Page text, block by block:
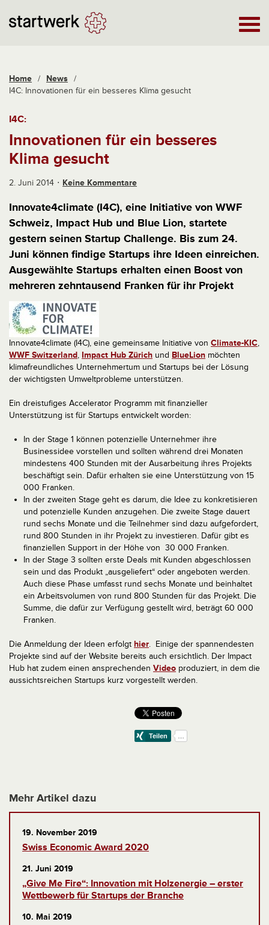
Home / News /
I4C: Innovationen für ein besseres Klima gesucht
I4C:
Innovationen für ein besseres
Klima gesucht
2. Juni 2014 Keine Kommentare
Innovate4climate (I4C), eine Initiative von WWF
Schweiz, Impact Hub und Blue Lion, startete
gestern seinen Startup Challenge. Bis zum 24.
Juni können findige Startups ihre Ideen einreichen.
Ausgewählte Startups erhalten einen Boost von
mehreren zehntausend Franken für ihr Projekt
Innovate4climate (I4C), eine gemeinsame Initiative von Climate-KIC,
WWF Switzerland, Impact Hub Zürich und BlueLion möchten
klimafreundliches Unternehmertum und Startups bei der Lösung
der wichtigsten Umweltprobleme unterstützen.
Ein dreistufiges Accelerator Programm mit finanzieller
Unterstützung ist für Startups entwickelt worden:
In der Stage 1 können potenzielle Unternehmer ihre
Businessidee vorstellen und sollten während drei Monaten
mindestens 400 Stunden mit der Ausarbeitung ihres Projekts
beschäftigt sein. Dafür erhalten sie eine Unterstützung von 15
000 Franken.
In der zweiten Stage geht es darum, die Idee zu konkretisieren
und potenzielle Kunden anzugehen. Die zweite Stage dauert
rund sechs Monate und die Teilnehmer sind dazu aufgefordert,
rund 800 Stunden in ihr Projekt zu investieren. Dafür gibt es
finanziellen Support in der Höhe von 30 000 Franken.
In der Stage 3 sollten erste Deals mit Kunden abgeschlossen
sein und das Produkt „ausgeliefert“ oder angeboten werden.
Auch diese Phase umfasst rund sechs Monate und beinhaltet
ein Arbeitsvolumen von rund 800 Stunden für das Projekt. Die
Summe, die dafür zur Verfügung gestellt wird, beträgt 60 000
Franken.
Die Anmeldung der Ideen erfolgt hier. Einige der spannendesten
Projekte sind auf der Website bereits auch ersichtlich. Der Impact
Hub hat zudem einen ansprechenden Video produziert, in dem die
aussichtsreichen Startups kurz vorgestellt werden.
Mehr Artikel dazu
19. November 2019
Swiss Economic Award 2020
21. Juni 2019
„Give Me Fire“: Innovation mit Holzenergie – erster
Wettbewerb für Startups der Branche
10. Mai 2019